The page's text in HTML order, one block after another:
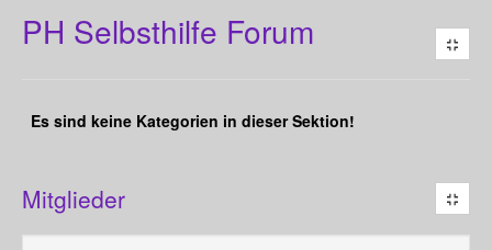
PH Selbsthilfe Forum
Es sind keine Kategorien in dieser Sektion!
Mitglieder